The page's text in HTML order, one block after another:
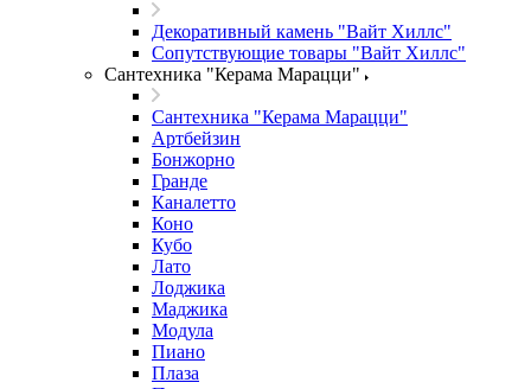
Декоративный камень "Вайт Хиллс"
Сопутствующие товары "Вайт Хиллс"
Сантехника "Керама Марацци"
Сантехника "Керама Марацци"
Артбейзин
Бонжорно
Гранде
Каналетто
Коно
Кубо
Лато
Лоджика
Маджика
Модула
Пиано
Плаза